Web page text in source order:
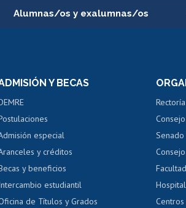
Alumnas/os y exalumnas/os
Servicio médico y dental
Pago de arancel y crédito alumnos
Pago de arancel y crédito exalumnos
Certificado de títulos y grados
Mi Uchile Ayuda tecnológica
Y BECAS
especial
y créditos
y beneficios
estudiantil
de Títulos y Grados
Rectoría